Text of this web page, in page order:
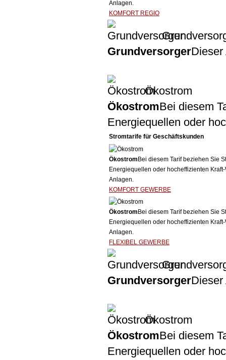
Anlagen.
KOMFORT REGIO
GrundversorgerDieser
Ökostrom
ÖkostromBei diesem
Energiequellen oder
Stromtarife für Geschäftskunden
Ökostrom Bei diesem Tarif beziehen Sie
Energiequellen oder hocheffizienten
Anlagen.
KOMFORT GEWERBE
Ökostrom Bei diesem Tarif beziehen Sie
Energiequellen oder hocheffizienten
Anlagen.
FLEXIBEL GEWERBE
GrundversorgerDieser
Ökostrom
ÖkostromBei diesem
Energiequellen oder